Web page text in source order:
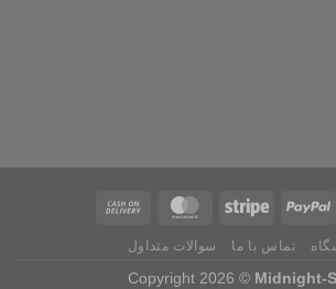
تماس با ما سوالات متداول
Copyright 2026 © Midnight-